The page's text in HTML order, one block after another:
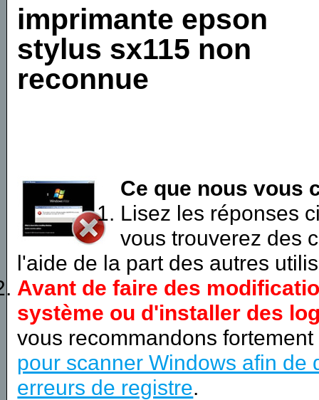
imprimante epson
stylus sx115 non
reconnue
Ce que nous vous
Lisez les réponses
vous trouverez des
l'aide de la part des autres
Avant de faire des
système ou d'installer des
vous recommandons
pour scanner Windows afin de
erreurs de registre.